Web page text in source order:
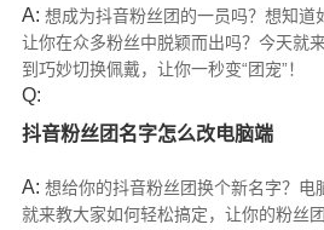
A: 想成为抖音粉丝团的一员吗？想知道
让你在众多粉丝中脱颖而出吗？今天就
到巧妙切换佩戴，让你一秒变“团宠”！
Q:
抖音粉丝团名字怎么改电脑端
A: 想给你的抖音粉丝团换个新名字？电
就来教大家如何轻松搞定，让你的粉丝